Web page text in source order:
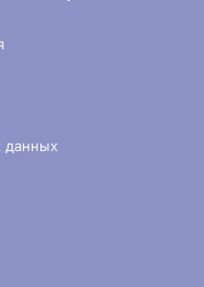
данных